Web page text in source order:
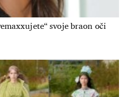
svoje braon oči